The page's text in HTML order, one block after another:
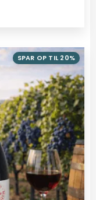
SPAR OP TIL 20%